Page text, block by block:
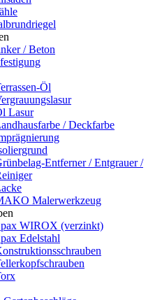
/ Beton
Öl
Lasur
/ Deckfarbe
Entferner / Entgrauer /
Malerwerkzeug
WIROX (verzinkt)
Edelstahl